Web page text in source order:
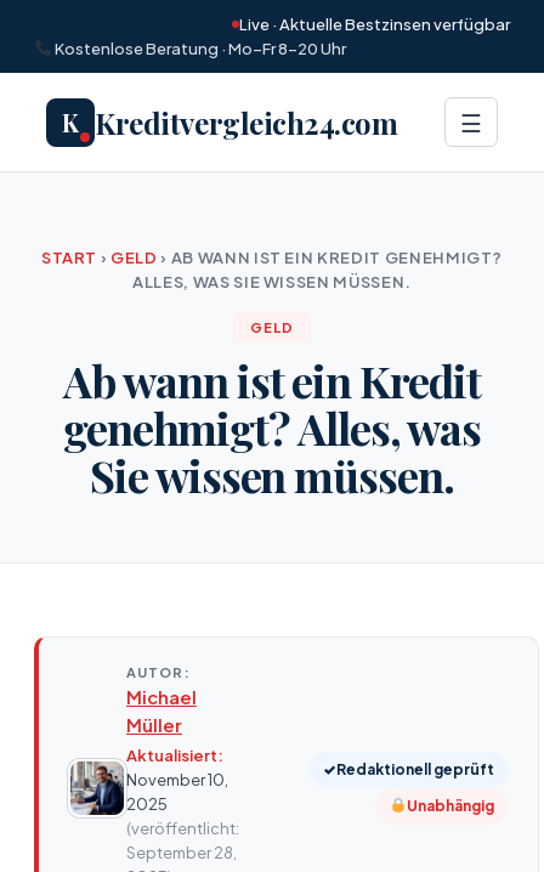
Live · Aktuelle Bestzinsen verfügbar
Kostenlose Beratung · Mo–Fr 8–20 Uhr
K Kreditvergleich24.com Menü
☰
START › GELD › AB WANN IST EIN KREDIT GENEHMIGT?
ALLES, WAS SIE WISSEN MÜSSEN.
GELD
Ab wann ist ein Kredit
genehmigt? Alles, was
Sie wissen müssen.
AUTOR:
Michael
Müller
Aktualisiert:
November 10,
2025
(veröffentlicht:
September 28,
✓Redaktionell geprüft
Unabhängig